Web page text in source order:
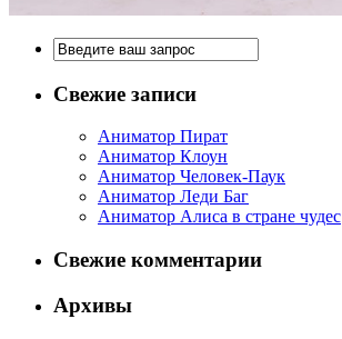
Свежие записи
Аниматор Пират
Аниматор Клоун
Аниматор Человек-Паук
Аниматор Леди Баг
Аниматор Алиса в стране чудес
Свежие комментарии
Архивы